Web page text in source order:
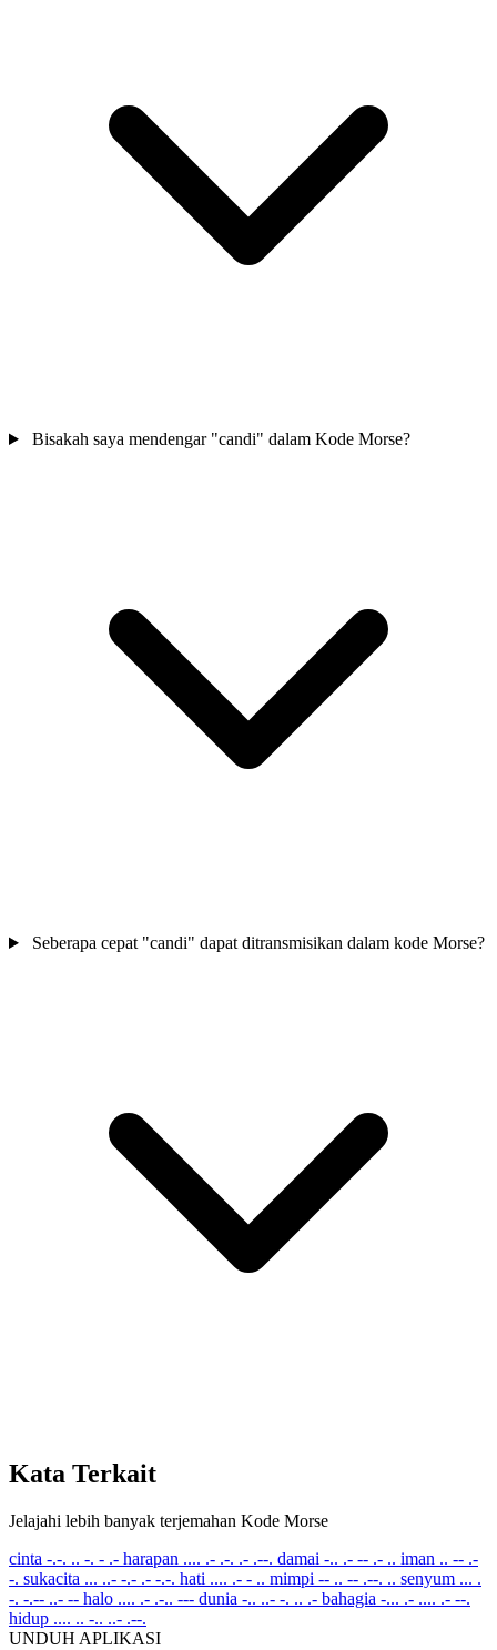
Bisakah saya mendengar "candi" dalam Kode Morse?
Seberapa cepat "candi" dapat ditransmisikan dalam kode Morse?
Kata Terkait
Jelajahi lebih banyak terjemahan Kode Morse
cinta -.-. .. -. - .- harapan .... .- .-. .- .--. damai -.. .- -- .- .. iman .. -- .-
-. sukacita ... ..- -.- .- -.-. hati .... .- - .. mimpi -- .. -- .--. .. senyum ... .
-. -.-- ..- -- halo .... .- .-.. --- dunia -.. ..- -. .. .- bahagia -... .- .... .- --.
hidup .... .. -.. ..- .--.
UNDUH APLIKASI